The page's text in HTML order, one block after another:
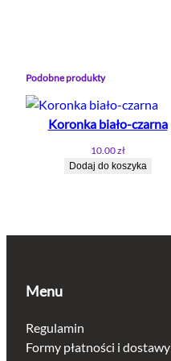
Podobne produkty
Koronka biało-czarna
10.00zł
Dodaj do koszyka
Menu
Regulamin
Formy płatności i dostawy